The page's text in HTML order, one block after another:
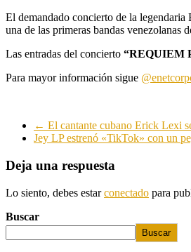
El demandado concierto de la legendaria
una de las primeras bandas venezolanas
Las entradas del concierto “REQUIEM
Para mayor información sigue
← El cantante cubano Erick Lexi
Jey LP estrenó «TikTok» con un
Deja una respuesta
Lo siento, debes estarconectado para
Buscar
Buscar